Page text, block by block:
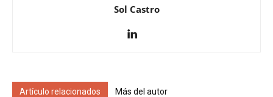
Sol Castro
Artículo relacionados Más del autor